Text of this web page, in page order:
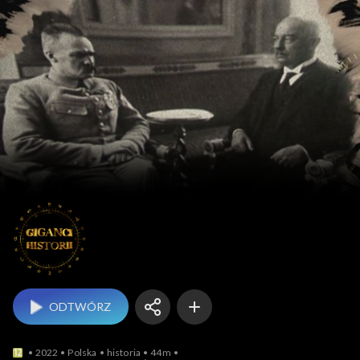
Giganci historii
ODTWÓRZ
2022 Polska historia
44m